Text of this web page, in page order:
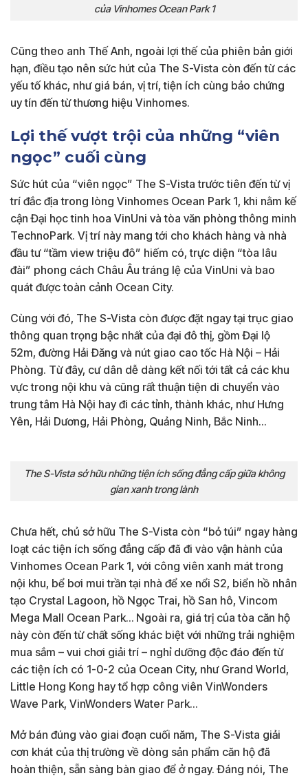
của Vinhomes Ocean Park 1
Cũng theo anh Thế Anh, ngoài lợi thế của phiên bản giới
hạn, điều tạo nên sức hút của The S-Vista còn đến từ các
yếu tố khác, như giá bán, vị trí, tiện ích cùng bảo chứng
uy tín đến từ thương hiệu Vinhomes.
Lợi thế vượt trội của những “viên
ngọc” cuối cùng
Sức hút của “viên ngọc” The S-Vista trước tiên đến từ vị
trí đắc địa trong lòng Vinhomes Ocean Park 1, khi nằm kế
cận Đại học tinh hoa VinUni và tòa văn phòng thông minh
TechnoPark. Vị trí này mang tới cho khách hàng và nhà
đầu tư “tầm view triệu đô” hiếm có, trực diện “tòa lâu
đài” phong cách Châu Âu tráng lệ của VinUni và bao
quát được toàn cảnh Ocean City.
Cùng với đó, The S-Vista còn được đặt ngay tại trục giao
thông quan trọng bậc nhất của đại đô thị, gồm Đại lộ
52m, đường Hải Đăng và nút giao cao tốc Hà Nội – Hải
Phòng. Từ đây, cư dân dễ dàng kết nối tới tất cả các khu
vực trong nội khu và cũng rất thuận tiện di chuyển vào
trung tâm Hà Nội hay đi các tỉnh, thành khác, như Hưng
Yên, Hải Dương, Hải Phòng, Quảng Ninh, Bắc Ninh…
The S-Vista sở hữu những tiện ích sống đẳng cấp giữa không
gian xanh trong lành
Chưa hết, chủ sở hữu The S-Vista còn “bỏ túi” ngay hàng
loạt các tiện ích sống đẳng cấp đã đi vào vận hành của
Vinhomes Ocean Park 1, với công viên xanh mát trong
nội khu, bể bơi mui trần tại nhà để xe nổi S2, biển hồ nhân
tạo Crystal Lagoon, hồ Ngọc Trai, hồ San hô, Vincom
Mega Mall Ocean Park… Ngoài ra, giá trị của tòa căn hộ
này còn đến từ chất sống khác biệt với những trải nghiệm
mua sắm – vui chơi giải trí – nghỉ dưỡng độc đáo đến từ
các tiện ích có 1-0-2 của Ocean City, như Grand World,
Little Hong Kong hay tổ hợp công viên VinWonders
Wave Park, VinWonders Water Park…
Mở bán đúng vào giai đoạn cuối năm, The S-Vista giải
cơn khát của thị trường về dòng sản phẩm căn hộ đã
hoàn thiện, sẵn sàng bàn giao để ở ngay. Đáng nói, The